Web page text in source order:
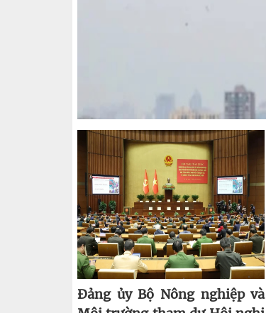
Đảng ủy Bộ Nông nghiệp và